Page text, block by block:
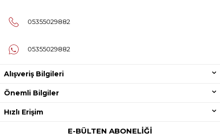
05355029882
05355029882
Alışveriş Bilgileri
Önemli Bilgiler
Hızlı Erişim
E-BÜLTEN ABONELIĞI